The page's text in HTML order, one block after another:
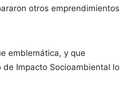
otros emprendimientos
emblemática, y que
Impacto Socioambiental lo